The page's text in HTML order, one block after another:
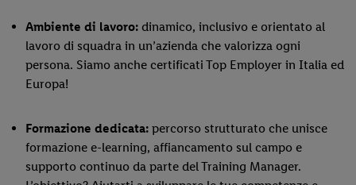
Ambiente di lavoro: dinamico, inclusivo e orientato al
lavoro di squadra in un’azienda che valorizza ogni
persona. Siamo anche certificati Top Employer in Italia ed
Europa!
Formazione dedicata: percorso strutturato che unisce
formazione e-learning, affiancamento sul campo e
supporto continuo da parte del Training Manager.